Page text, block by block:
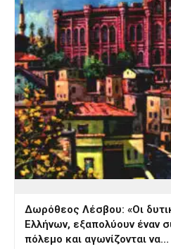
Δωρόθεος Λέσβου: «Οι
Ελλήνων, εξαπολύουν έναν
πόλεμο και αγωνίζονται να…